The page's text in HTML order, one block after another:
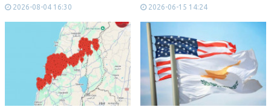
2026-08-04 16:30 2026-06-15 14:24